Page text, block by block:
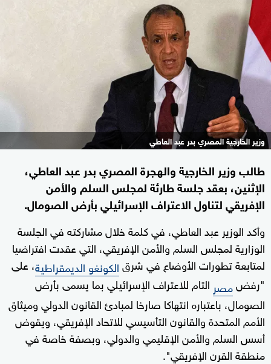
وزير الخارجية المصري بدر عبد العاطي
طالب وزير الخارجية والهجرة المصري بدر عبد العاطي،
الإثنين، بعقد جلسة طارئة لمجلس السلم والأمن
الإفريقي لتناول الاعتراف الإسرائيلي بأرض الصومال.
وأكد الوزير عبد العاطي، في كلمة خلال مشاركته في الجلسة
الوزارية لمجلس السلم والأمن الإفريقي، التي عقدت افتراضيا
لمتابعة تطورات الأوضاع في شرقالكونغو الديمقراطية، على
"رفضمصر التام للاعتراف الإسرائيلي بما يسمى بأرض
الصومال، باعتباره انتهاكا صارخا لمبادئ القانون الدولي وميثاق
الأمم المتحدة والقانون التأسيسي للاتحاد الإفريقي، ويقوض
أسس السلم والأمن الإقليمي والدولي، وبصفة خاصة في
منطقة القرن الإفريقي".